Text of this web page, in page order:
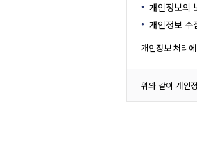
개인정보의
개인정보 수
개인정보 처리
위와 같이 개인